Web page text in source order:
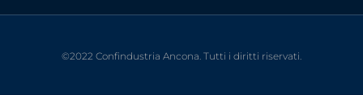
©2022 Confindustria Ancona. Tutti i diritti riservati.